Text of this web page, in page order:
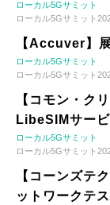
ローカル5Gサミット
ローカル5Gサミット
【Accuver】
ローカル5Gサミット
ローカル5Gサミット
【コモン・ク
LibeSIMサー
ローカル5Gサミット
ローカル5Gサミット
【コーンズ
ットワークテ